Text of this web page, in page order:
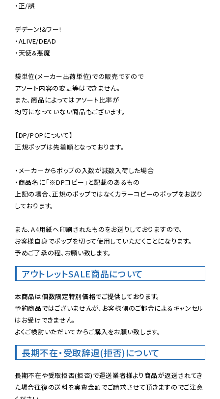
・正/誤
デデーン!&ワー!
・ALIVE/DEAD
・天使&悪魔
袋単位(メーカー出荷単位)での販売ですので
アソート内容の変更等はできません。
また、商品によってはアソート比率が
均等になっていない商品もございます。
【DP/POPについて】
正規ポップは先着順となっております。
・メーカーからポップの入数が減数入荷した場合
・商品名に「※DPコピー」と記載のあるもの
上記の場合、正規のポップではなくカラーコピーのポップをお送り
しております。
また、A4用紙へ印刷されたものをお送りしておりますので、
お客様自身でポップを切って使用していただくことになります。
予めご了承の程、お願い致します。
アウトレットSALE商品について
本商品は個数限定特別価格でご提供しております。
予約商品ではございませんが、お客様側のご都合によるキャンセル
はお受けできません。
よくご検討いただいてからご購入をお願い致します。
長期不在・受取辞退(拒否)について
長期不在や受取拒否(拒否)で運送業者様より商品が返送されてき
た場合往復の送料を実費金額でご請求させて頂きますのでご注意